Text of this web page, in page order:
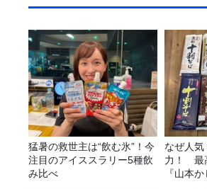
猛暑の救世主は“飲む氷”！今
注目のアイススラリー5種飲
み比べ
なぜ人
力！ 最
『山本